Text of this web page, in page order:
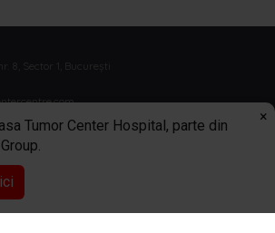
8, Sector 1, București
×
Tumor Center Hospital, parte din